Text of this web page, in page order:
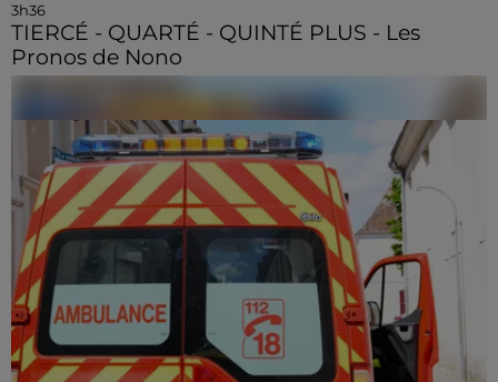
3h36
TIERCÉ - QUARTÉ - QUINTÉ PLUS - Les
Pronos de Nono